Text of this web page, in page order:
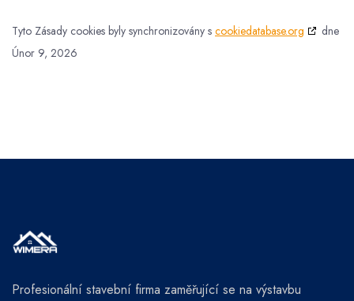
Tyto Zásady cookies byly synchronizovány s cookiedatabase.org
dne
Únor 9, 2026
Profesionální stavební firma zaměřující se na výstavbu